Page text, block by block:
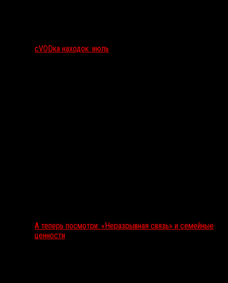
сVODка находок: июль
А теперь посмотри: «Неразрывная связь» и семейные
ценности